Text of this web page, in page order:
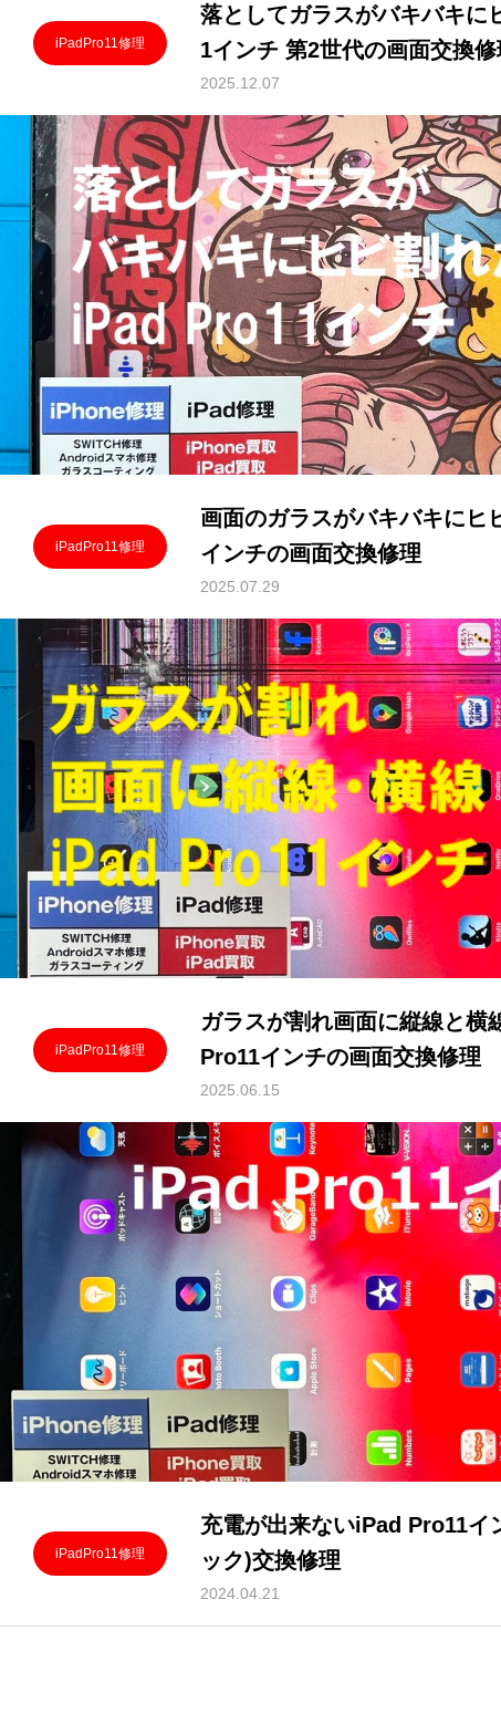
iPadPro11修理
落としてガラスがバキバキに
1インチ 第2世代の画面交換修
2025.12.07
iPadPro11修理
画面のガラスがバキバキにヒ
インチの画面交換修理
2025.07.29
iPadPro11修理
ガラスが割れ画面に縦線と横
Pro11インチの画面交換修理
2025.06.15
iPadPro11修理
充電が出来ないiPad Pro11イ
ック)交換修理
2024.04.21